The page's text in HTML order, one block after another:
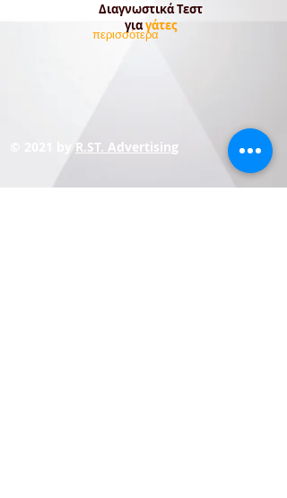
Διαγνωστικά Τεστ
γιαγάτες
περισσότερα
© 2021 byR.ST. Advertising